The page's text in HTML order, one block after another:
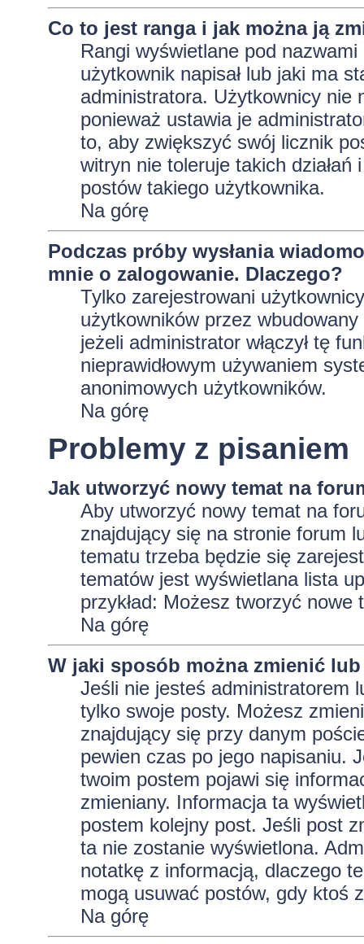
Co to jest ranga i jak można ją
Rangi wyświetlane pod
użytkownik napisał lub jaki ma
administratora. Użytkownicy nie
ponieważ ustawia je
to, aby zwiększyć swój licznik
witryn nie toleruje takich
postów takiego użytkownika.
Na górę
Podczas próby wysłania
mnie o zalogowanie. Dlaczego?
Tylko zarejestrowani
użytkowników przez
jeżeli administrator włączył tę
nieprawidłowym używaniem
anonimowych użytkowników.
Na górę
Problemy z pisaniem
Jak utworzyć nowy temat na
Aby utworzyć nowy temat na
znajdujący się na stronie forum
tematu trzeba będzie się
tematów jest wyświetlana lista
przykład: Możesz tworzyć nowe
Na górę
W jaki sposób można zmienić
Jeśli nie jesteś administratorem
tylko swoje posty. Możesz
znajdujący się przy danym
pewien czas po jego napisaniu.
twoim postem pojawi się
zmieniany. Informacja ta
postem kolejny post. Jeśli post
ta nie zostanie wyświetlona.
notatkę z informacją, dlaczego
mogą usuwać postów, gdy ktoś
Na górę